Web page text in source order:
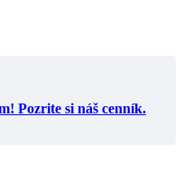
Pozrite si náš cenník.